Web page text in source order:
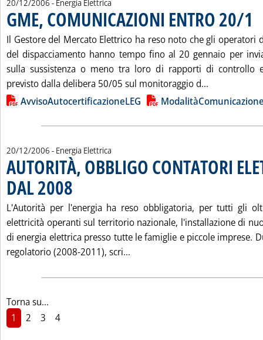
20/12/2006 - Energia Elettrica
GME, COMUNICAZIONI ENTRO 20/1
Il Gestore del Mercato Elettrico ha reso noto che gli operatori
del dispacciamento hanno tempo fino al 20 gennaio per
sulla sussistenza o meno tra loro di rapporti di controllo
previsto dalla delibera 50/05 sul monitoraggio d...
Lista allegati PDF alla notizia
AvvisoAutocertificazioneLEG
20/12/2006 - Energia Elettrica
AUTORITÀ, OBBLIGO CONTATORI
DAL 2008
L'Autorità per l'energia ha reso obbligatoria, per tutti gli
elettricità operanti sul territorio nazionale, l'installazione di
di energia elettrica presso tutte le famiglie e piccole imprese.
regolatorio (2008-2011), scri...
Torna su...
1
2 3 4